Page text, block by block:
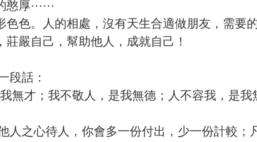
憨厚⋯⋯
色色。人的相處，沒有天生合適做朋友，需
莊嚴自己，幫助他人，成就自己！
段話：
無才；我不敬人，是我無德；人不容我，是
之心待人，你會多一份付出，少一份計較；